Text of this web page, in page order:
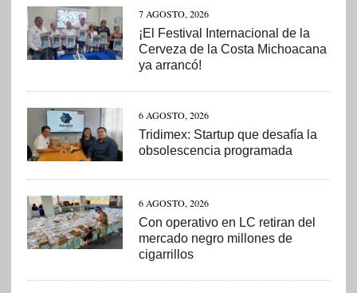
7 AGOSTO, 2026
¡El Festival Internacional de la
Cerveza de la Costa Michoacana
ya arrancó!
6 AGOSTO, 2026
Tridimex: Startup que desafía la
obsolescencia programada
6 AGOSTO, 2026
Con operativo en LC retiran del
mercado negro millones de
cigarrillos